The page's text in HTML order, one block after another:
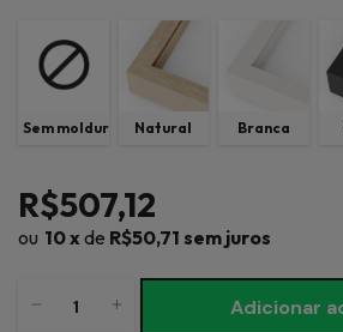
Sem moldura Natural Branca
R$507,12
10x de R$50,71 sem juros